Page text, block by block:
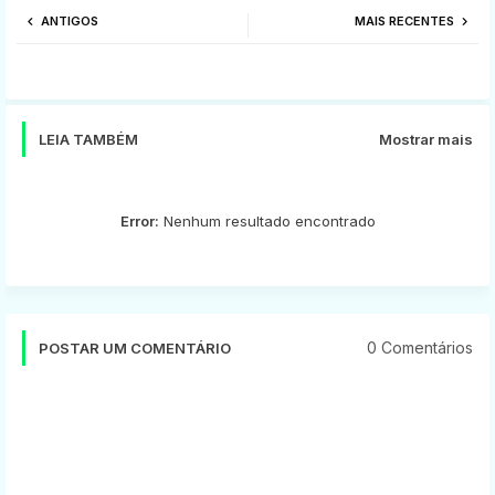
MAIS RECENTES
ANTIGOS
LEIA TAMBÉM Mostrar mais
Error: Nenhum resultado encontrado
POSTAR UM COMENTÁRIO 0 Comentários